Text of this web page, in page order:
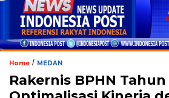
Home / MEDAN
Rakernis BPHN Tahun